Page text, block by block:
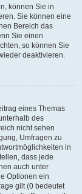
können Sie in
Sie können eine
Bereich das
Sie einen
so können Sie
deaktivieren.
eines Themas
des
nicht sehen
Umfragen zu
in
dass jede
auch unter
Optionen ein
gilt (0 bedeutet